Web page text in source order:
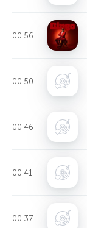
00:56
00:50
00:46
00:41
00:37